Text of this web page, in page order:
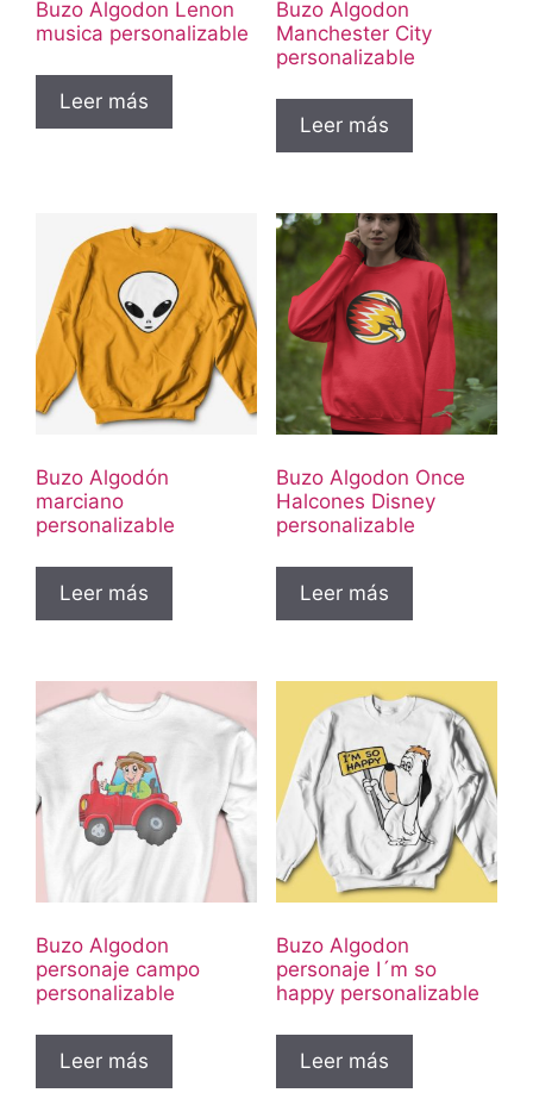
Buzo Algodon Lenon
musica personalizable
Leer más
Buzo Algodon
Manchester City
personalizable
Leer más
Buzo Algodón
marciano
personalizable
Leer más
Buzo Algodon Once
Halcones Disney
personalizable
Leer más
Buzo Algodon
personaje campo
personalizable
Leer más
Buzo Algodon
personaje I´m so
happy personalizable
Leer más